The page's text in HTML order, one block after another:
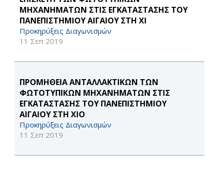
ΜΗΧΑΝΗΜΑΤΩΝ ΣΤΙΣ ΕΓΚΑΤΑΣΤΑΣΗΣ ΤΟΥ
ΠΑΝΕΠΙΣΤΗΜΙΟΥ ΑΙΓΑΙΟΥ ΣΤΗ ΧΙ
Προκηρύξεις Διαγωνισμών
11 Σεπ 2019
ΠΡΟΜΗΘΕΙΑ ΑΝΤΑΛΛΑΚΤΙΚΩΝ ΤΩΝ
ΦΩΤΟΤΥΠΙΚΩΝ ΜΗΧΑΝΗΜΑΤΩΝ ΣΤΙΣ
ΕΓΚΑΤΑΣΤΑΣΗΣ ΤΟΥ ΠΑΝΕΠΙΣΤΗΜΙΟΥ
ΑΙΓΑΙΟΥ ΣΤΗ ΧΙΟ
Προκηρύξεις Διαγωνισμών
11 Σεπ 2019